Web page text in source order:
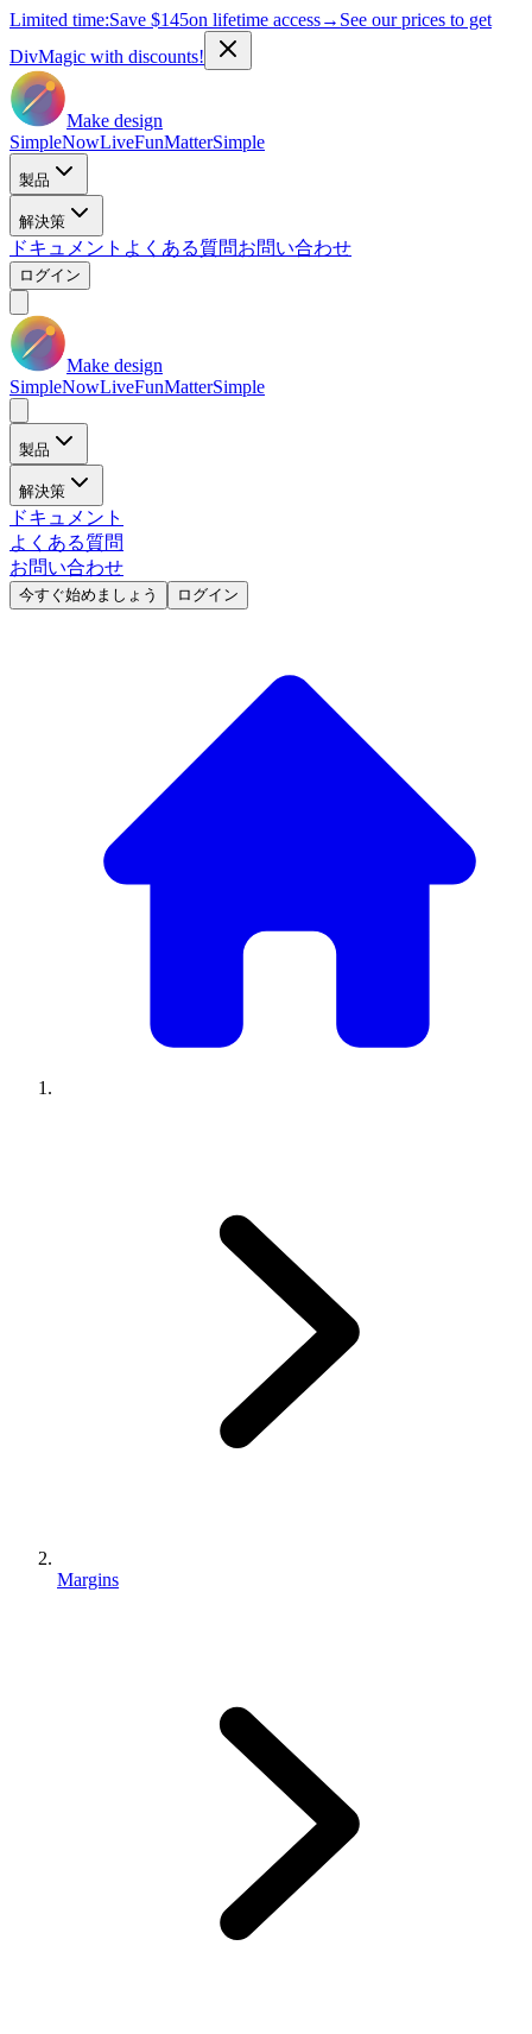
Limited time:Save $145on lifetime access→ See our prices to get
DivMagic with discounts!
Make design
SimpleNowLiveFunMatterSimple
製品
解決策
ドキュメント よくある質問お問い合わせ
ログイン
Make design
SimpleNowLiveFunMatterSimple
製品
解決策
ドキュメント
よくある質問
お問い合わせ
今すぐ始めましょう ログイン
Margins